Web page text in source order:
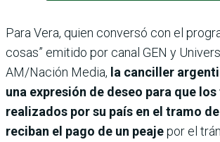
Para Vera, quien conversó con el
cosas” emitido por canal GEN y
AM/Nación Media, la canciller
una expresión de deseo para que
realizados por su país en el tramo
reciban el pago de un peajepor el